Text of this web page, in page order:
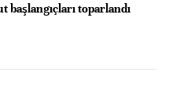
başlangıçları toparlandı